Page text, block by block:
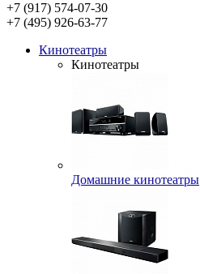
+7 (917) 574-07-30
+7 (495) 926-63-77
Кинотеатры
Кинотеатры
Домашние кинотеатры